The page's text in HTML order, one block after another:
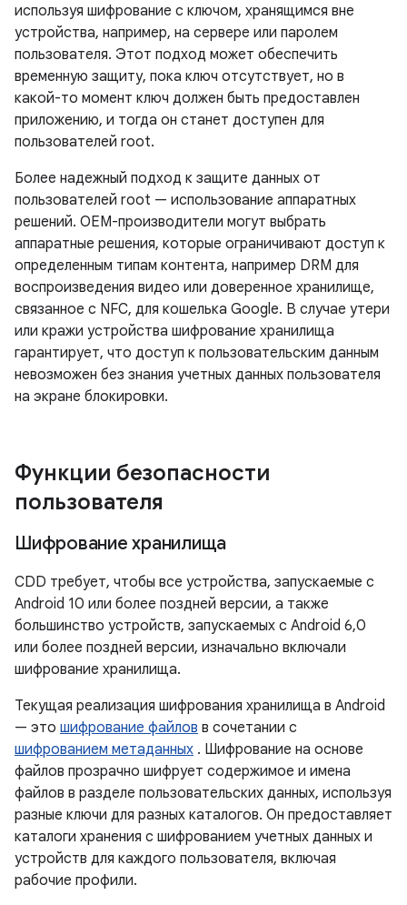
используя шифрование с ключом, хранящимся вне
устройства, например, на сервере или паролем
пользователя. Этот подход может обеспечить
временную защиту, пока ключ отсутствует, но в
какой-то момент ключ должен быть предоставлен
приложению, и тогда он станет доступен для
пользователей root.
Более надежный подход к защите данных от
пользователей root — использование аппаратных
решений. OEM-производители могут выбрать
аппаратные решения, которые ограничивают доступ к
определенным типам контента, например DRM для
воспроизведения видео или доверенное хранилище,
связанное с NFC, для кошелька Google. В случае утери
или кражи устройства шифрование хранилища
гарантирует, что доступ к пользовательским данным
невозможен без знания учетных данных пользователя
на экране блокировки.
Функции безопасности
пользователя
Шифрование хранилища
CDD требует, чтобы все устройства, запускаемые с
Android 10 или более поздней версии, а также
большинство устройств, запускаемых с Android 6,0 ​​
или более поздней версии, изначально включали
шифрование хранилища.
Текущая реализация шифрования хранилища в Android
— это шифрование файлов в сочетании с
шифрованием метаданных . Шифрование на основе
файлов прозрачно шифрует содержимое и имена
файлов в разделе пользовательских данных, используя
разные ключи для разных каталогов. Он предоставляет
каталоги хранения с шифрованием учетных данных и
устройств для каждого пользователя, включая
рабочие профили.